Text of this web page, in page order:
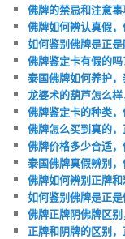
佛牌的禁忌和注意
佛牌如何辨认真假
如何鉴别佛牌是正
佛牌鉴定卡有假的
泰国佛牌如何养护
龙婆术的葫芦怎么
佛牌鉴定卡的种类
佛牌怎么买到真的
佛牌价格多少合适
泰国佛牌真假辨别
佛牌如何辨别正牌
如何鉴别佛牌是正
佛牌正牌阴佛牌区
正牌和阴牌的区别